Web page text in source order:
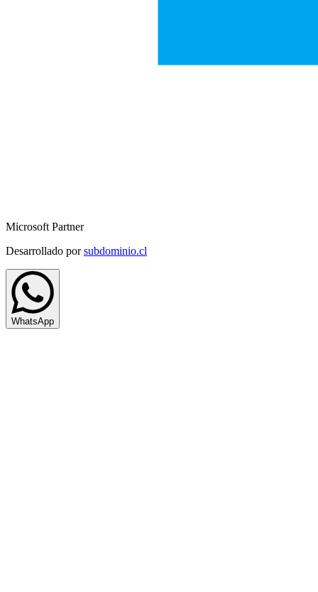
Microsoft Partner
Desarrollado por subdominio.cl
WhatsApp